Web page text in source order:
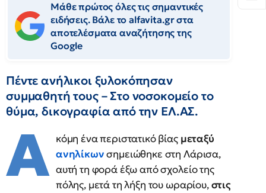
Μάθε πρώτος όλες τις σημαντικές
ειδήσεις. Βάλε το alfavita.gr στα
αποτελέσματα αναζήτησης της
Google
Πέντε ανήλικοι ξυλοκόπησαν
συμμαθητή τους – Στο νοσοκομείο το
θύμα, δικογραφία από την ΕΛ.ΑΣ.
Α κόμη ένα περιστατικό βίας μεταξύ
ανηλίκωνσημειώθηκε στη Λάρισα,
αυτή τη φορά έξω από σχολείο της
πόλης, μετά τη λήξη του ωραρίου,στις